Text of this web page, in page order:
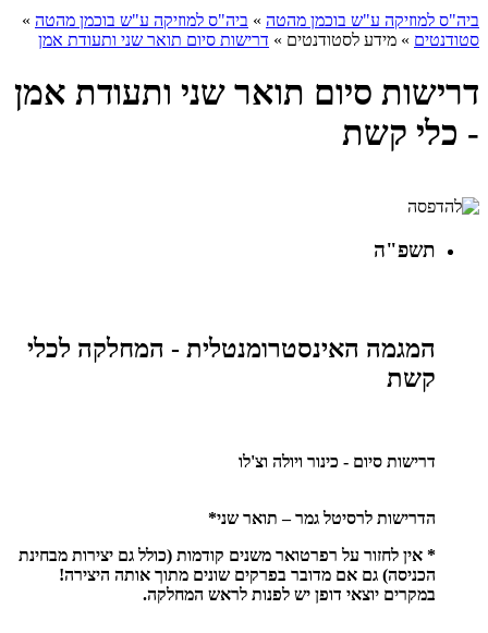
ביה"ס למוזיקה ע"ש בוכמן מהטה » ביה"ס למוזיקה ע"ש בוכמן מהטה »
סטודנטים » מידע לסטודנטים » דרישות סיום תואר שני ותעודת אמן
דרישות סיום תואר שני ותעודת אמן
- כלי קשת
תשפ"ה
המגמה האינסטרומנטלית - המחלקה לכלי
קשת
דרישות סיום - כינור ויולה וצ'לו
הדרישות לרסיטל גמר – תואר שני*
* אין לחזור על רפרטואר משנים קודמות (כולל גם יצירות מבחינת
הכניסה) גם אם מדובר בפרקים שונים מתוך אותה היצירה!
במקרים יוצאי דופן יש לפנות לראש המחלקה.